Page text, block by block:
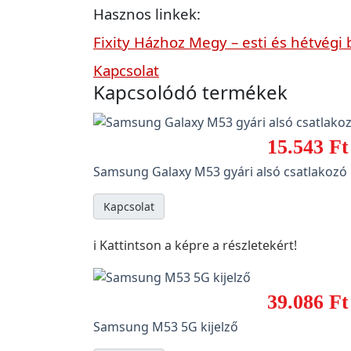
Hasznos linkek:
Fixity Házhoz Megy – esti és hétvégi
Kapcsolat
Kapcsolódó termékek
15.543 Ft
Samsung Galaxy M53 gyári alsó csatlakozó
Kapcsolat
ℹ️ Kattintson a képre a részletekért!
39.086 Ft
Samsung M53 5G kijelző